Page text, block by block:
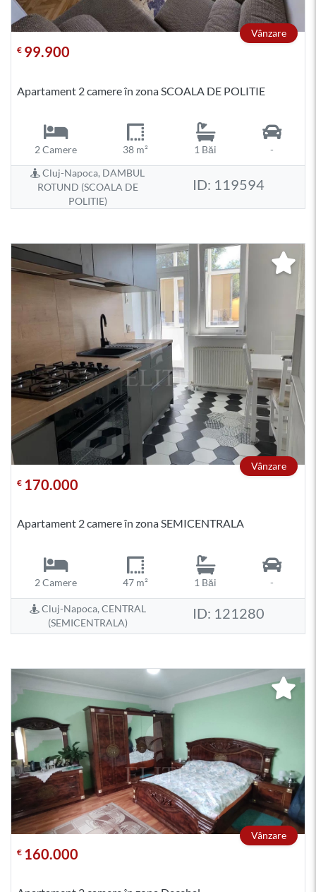
Vânzare
€ 99.900
Apartament 2 camere în zona SCOALA DE POLITIE
2 Camere 38 m² 1 Băi
-
Cluj-Napoca, DAMBUL
ROTUND (SCOALA DE
POLITIE)
ID: 119594
Vânzare
€ 170.000
Apartament 2 camere în zona SEMICENTRALA
2 Camere 47 m² 1 Băi -
Cluj-Napoca, CENTRAL
(SEMICENTRALA)
ID: 121280
Vânzare
€ 160.000